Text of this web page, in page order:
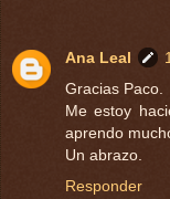
Ana Leal
Gracias Paco.
Me estoy
aprendo
Un abrazo.
Responder